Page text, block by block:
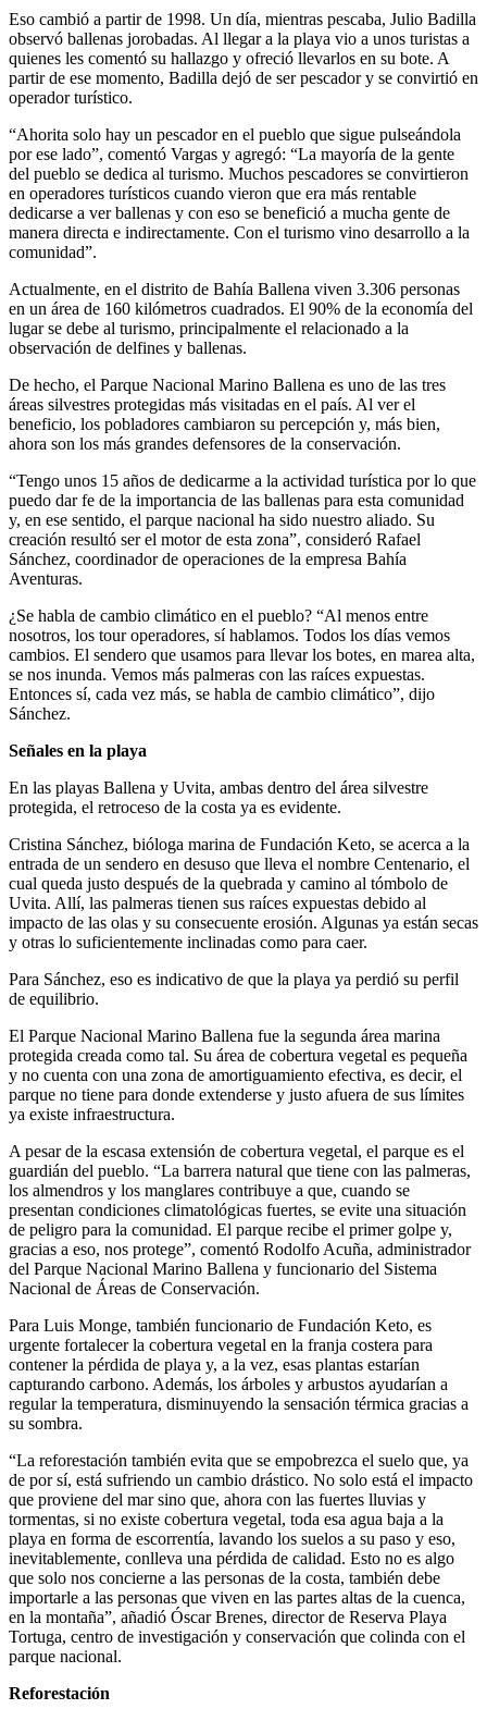
Eso cambió a partir de 1998. Un día, mientras pescaba, Julio Badilla
observó ballenas jorobadas. Al llegar a la playa vio a unos turistas a
quienes les comentó su hallazgo y ofreció llevarlos en su bote. A
partir de ese momento, Badilla dejó de ser pescador y se convirtió en
operador turístico.
“Ahorita solo hay un pescador en el pueblo que sigue pulseándola
por ese lado”, comentó Vargas y agregó: “La mayoría de la gente
del pueblo se dedica al turismo. Muchos pescadores se convirtieron
en operadores turísticos cuando vieron que era más rentable
dedicarse a ver ballenas y con eso se benefició a mucha gente de
manera directa e indirectamente. Con el turismo vino desarrollo a la
comunidad”.
Actualmente, en el distrito de Bahía Ballena viven 3.306 personas
en un área de 160 kilómetros cuadrados. El 90% de la economía del
lugar se debe al turismo, principalmente el relacionado a la
observación de delfines y ballenas.
De hecho, el Parque Nacional Marino Ballena es uno de las tres
áreas silvestres protegidas más visitadas en el país. Al ver el
beneficio, los pobladores cambiaron su percepción y, más bien,
ahora son los más grandes defensores de la conservación.
“Tengo unos 15 años de dedicarme a la actividad turística por lo que
puedo dar fe de la importancia de las ballenas para esta comunidad
y, en ese sentido, el parque nacional ha sido nuestro aliado. Su
creación resultó ser el motor de esta zona”, consideró Rafael
Sánchez, coordinador de operaciones de la empresa Bahía
Aventuras.
¿Se habla de cambio climático en el pueblo? “Al menos entre
nosotros, los tour operadores, sí hablamos. Todos los días vemos
cambios. El sendero que usamos para llevar los botes, en marea alta,
se nos inunda. Vemos más palmeras con las raíces expuestas.
Entonces sí, cada vez más, se habla de cambio climático”, dijo
Sánchez.
Señales en la playa
En las playas Ballena y Uvita, ambas dentro del área silvestre
protegida, el retroceso de la costa ya es evidente.
Cristina Sánchez, bióloga marina de Fundación Keto, se acerca a la
entrada de un sendero en desuso que lleva el nombre Centenario, el
cual queda justo después de la quebrada y camino al tómbolo de
Uvita. Allí, las palmeras tienen sus raíces expuestas debido al
impacto de las olas y su consecuente erosión. Algunas ya están secas
y otras lo suficientemente inclinadas como para caer.
Para Sánchez, eso es indicativo de que la playa ya perdió su perfil
de equilibrio.
El Parque Nacional Marino Ballena fue la segunda área marina
protegida creada como tal. Su área de cobertura vegetal es pequeña
y no cuenta con una zona de amortiguamiento efectiva, es decir, el
parque no tiene para donde extenderse y justo afuera de sus límites
ya existe infraestructura.
A pesar de la escasa extensión de cobertura vegetal, el parque es el
guardián del pueblo. “La barrera natural que tiene con las palmeras,
los almendros y los manglares contribuye a que, cuando se
presentan condiciones climatológicas fuertes, se evite una situación
de peligro para la comunidad. El parque recibe el primer golpe y,
gracias a eso, nos protege”, comentó Rodolfo Acuña, administrador
del Parque Nacional Marino Ballena y funcionario del Sistema
Nacional de Áreas de Conservación.
Para Luis Monge, también funcionario de Fundación Keto, es
urgente fortalecer la cobertura vegetal en la franja costera para
contener la pérdida de playa y, a la vez, esas plantas estarían
capturando carbono. Además, los árboles y arbustos ayudarían a
regular la temperatura, disminuyendo la sensación térmica gracias a
su sombra.
“La reforestación también evita que se empobrezca el suelo que, ya
de por sí, está sufriendo un cambio drástico. No solo está el impacto
que proviene del mar sino que, ahora con las fuertes lluvias y
tormentas, si no existe cobertura vegetal, toda esa agua baja a la
playa en forma de escorrentía, lavando los suelos a su paso y eso,
inevitablemente, conlleva una pérdida de calidad. Esto no es algo
que solo nos concierne a las personas de la costa, también debe
importarle a las personas que viven en las partes altas de la cuenca,
en la montaña”, añadió Óscar Brenes, director de Reserva Playa
Tortuga, centro de investigación y conservación que colinda con el
parque nacional.
Reforestación